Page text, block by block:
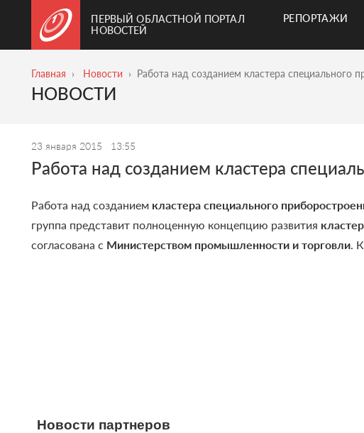
ПЕРВЫЙ ОБЛАСТНОЙ ПОРТАЛ
НОВОСТЕЙ
РЕПОРТАЖИ
Главная Новости Работа над созданием кластера
НОВОСТИ
23 января 2015 13:55
Работа над созданием кластера
Работа над созданием кластера специального
группа представит полноценную концепцию развития
согласована с Министерством промышленности и торговли.
Новости партнеров